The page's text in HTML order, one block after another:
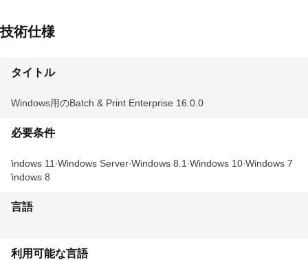
技術仕様
タイトル
Windows用のBatch & Print Enterprise 16.0.0
必要条件
Windows 11 Windows Server Windows 8.1 Windows 10 Windows 7
Windows 8
言語
利用可能な言語